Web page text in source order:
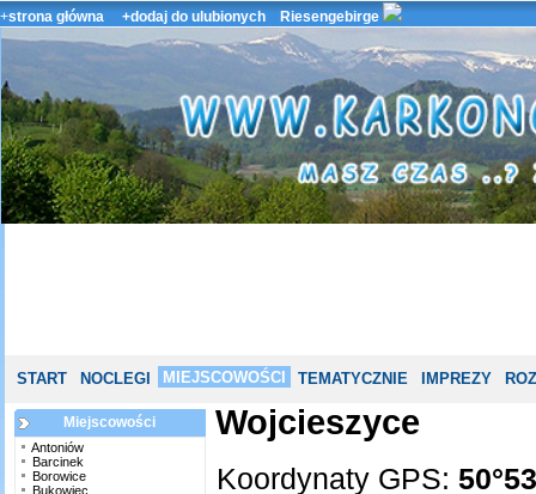
+strona główna +dodaj do ulubionych Riesengebirge
START NOCLEGI MIEJSCOWOŚCI TEMATYCZNIE IMPREZY
Miejscowości
Antoniów
Barcinek
Borowice
Bukowiec
Wojcieszyce
Koordynaty GPS: